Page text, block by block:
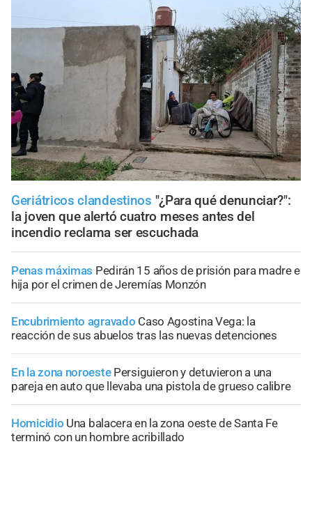
Geriátricos clandestinos "¿Para qué denunciar?":
la joven que alertó cuatro meses antes del
incendio reclama ser escuchada
Penas máximas Pedirán 15 años de prisión para madre e
hija por el crimen de Jeremías Monzón
Encubrimiento agravado Caso Agostina Vega: la
reacción de sus abuelos tras las nuevas detenciones
En la zona noroeste Persiguieron y detuvieron a una
pareja en auto que llevaba una pistola de grueso calibre
Homicidio Una balacera en la zona oeste de Santa Fe
terminó con un hombre acribillado